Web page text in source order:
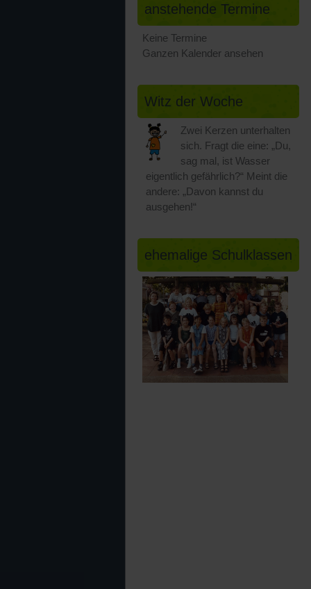
anstehende Termine
Keine Termine
Ganzen Kalender ansehen
Witz der Woche
Zwei Kerzen unterhalten
sich. Fragt die eine: „Du,
sag mal, ist Wasser
eigentlich gefährlich?“ Meint die
andere: „Davon kannst du
ausgehen!“
ehemalige Schulklassen